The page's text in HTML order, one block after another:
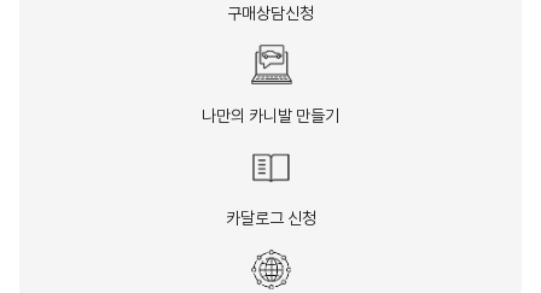
구매상담신청
나만의 카니발 만들기
카달로그 신청